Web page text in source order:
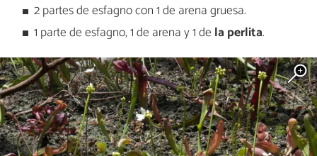
2 partes de esfagno con 1 de arena gruesa.
1 parte de esfagno, 1 de arena y 1 de la perlita.